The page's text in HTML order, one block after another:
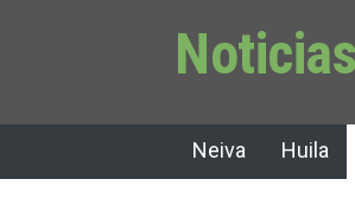
Neiva Huila